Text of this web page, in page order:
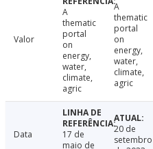
Valor
A
thematic
portal
on
energy,
water,
climate,
agric
A
thematic
portal
on
energy,
water,
climate,
agric
Data
17 de
maio de
20 de
setembro